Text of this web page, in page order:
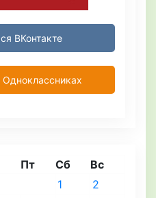
ВКонтакте
Одноклассниках
Пт Сб Вс
1
2